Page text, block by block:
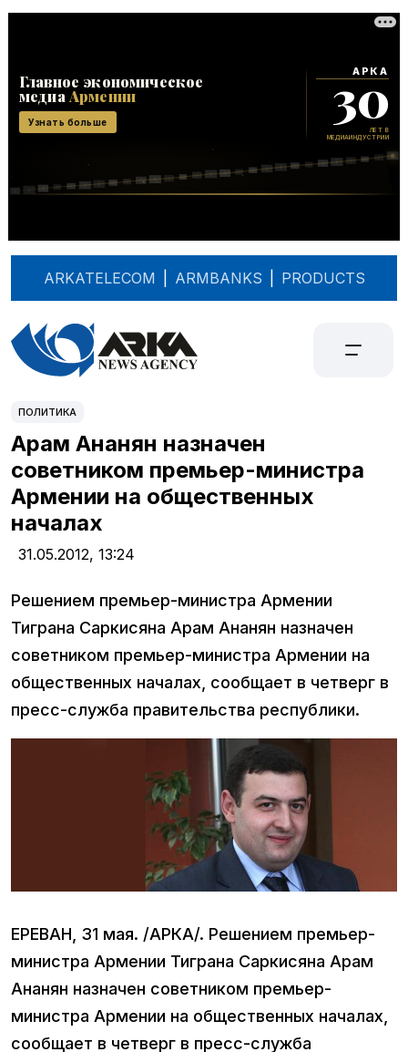
ARKATELECOM ARMBANKS PRODUCTS
ПОЛИТИКА
Арам Ананян назначен
советником премьер-министра
Армении на общественных
началах
31.05.2012, 13:24
Решением премьер-министра Армении
Тиграна Саркисяна Арам Ананян назначен
советником премьер-министра Армении на
общественных началах, сообщает в четверг в
пресс-служба правительства республики.
ЕРЕВАН, 31 мая. /АРКА/. Решением премьер-
министра Армении Тиграна Саркисяна Арам
Ананян назначен советником премьер-
министра Армении на общественных началах,
сообщает в четверг в пресс-служба